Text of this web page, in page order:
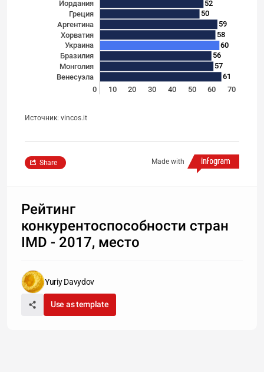
Иордания
Греция
Аргентина
Хорватия
Украина
Бразилия
Монголия
Венесуэла
0 10 20 30 40 50 60 70
52
50
59
58
60
56
57
61
Источник: vincos.it
Made with
Share
Рейтинг
конкурентоспособности стран
IMD - 2017, место
Yuriy Davydov
Use as template